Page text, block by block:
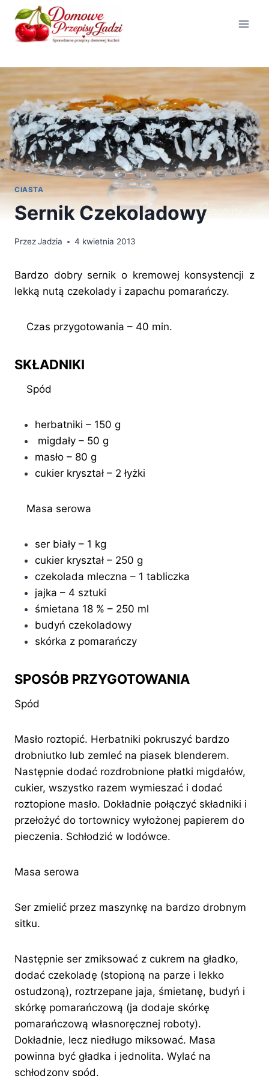
Przejdź
treści
CIASTA
Sernik Czekoladowy
PrzezJadzia 4 kwietnia 2013
Bardzo dobry sernik o kremowej konsystencji z
lekką nutą czekolady i zapachu pomarańczy.
Czas przygotowania – 40 min.
SKŁADNIKI
Spód
herbatniki – 150 g
migdały – 50 g
masło – 80 g
cukier kryształ – 2 łyżki
Masa serowa
ser biały – 1 kg
cukier kryształ – 250 g
czekolada mleczna – 1 tabliczka
jajka – 4 sztuki
śmietana 18 % – 250 ml
budyń czekoladowy
skórka z pomarańczy
SPOSÓB PRZYGOTOWANIA
Spód
Masło roztopić. Herbatniki pokruszyć bardzo
drobniutko lub zemleć na piasek blenderem.
Następnie dodać rozdrobnione płatki migdałów,
cukier, wszystko razem wymieszać i dodać
roztopione masło. Dokładnie połączyć składniki i
przełożyć do tortownicy wyłożonej papierem do
pieczenia. Schłodzić w lodówce.
Masa serowa
Ser zmielić przez maszynkę na bardzo drobnym
sitku.
Następnie ser zmiksować z cukrem na gładko,
dodać czekoladę (stopioną na parze i lekko
ostudzoną), roztrzepane jaja, śmietanę, budyń i
skórkę pomarańczową (ja dodaje skórkę
pomarańczową własnoręcznej roboty).
Dokładnie, lecz niedługo miksować. Masa
powinna być gładka i jednolita. Wylać na
schłodzony spód.